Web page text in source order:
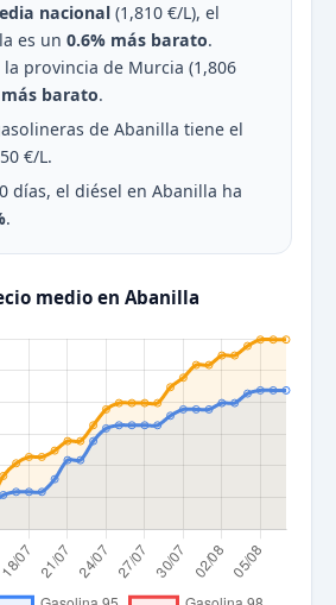
nacional (1,810 €/L), el
es un 0.6% más barato.
provincia de Murcia (1,806
más barato.
de Abanilla tiene el
€/L.
días, el diésel en Abanilla ha
.
medio en Abanilla